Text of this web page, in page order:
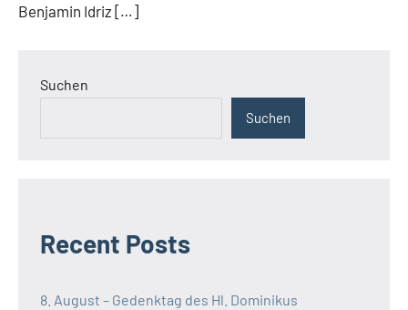
Benjamin Idriz […]
Suchen
Suchen
Recent Posts
8. August – Gedenktag des Hl. Dominikus